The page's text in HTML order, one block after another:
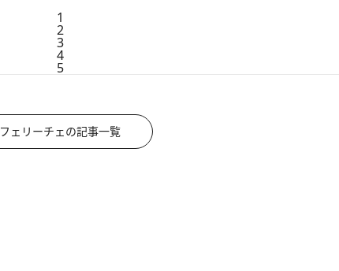
1
2
3
4
5
フェリーチェの記事一覧